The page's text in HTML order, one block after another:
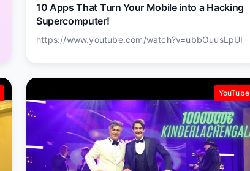
10 Apps That Turn Your Mobile into a Hacking
Supercomputer!
https://www.youtube.com/watch?v=ubbOuusLpUI
YouTube